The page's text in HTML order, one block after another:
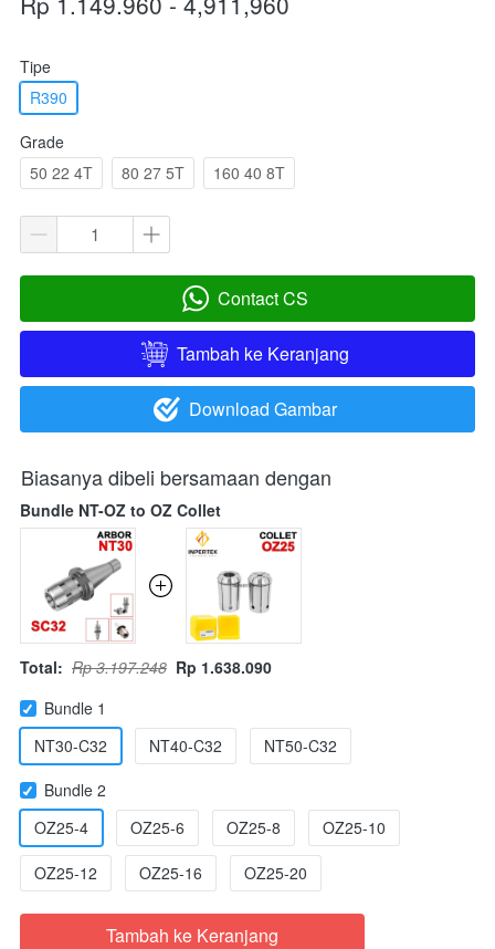
Tipe
R390
Grade
50 22 4T
80 27 5T 160 40 8T
` Contact CS
` Tambah ke Keranjang
` Download Gambar
Biasanya dibeli bersamaan dengan
Bundle NT-OZ to OZ Collet
Total: Rp 3.197.248 Rp 1.638.090
Bundle 1
NT30-C32
NT40-C32
NT50-C32
Bundle 2
OZ25-4
OZ25-6 OZ25-8 OZ25-10
OZ25-12 OZ25-16 OZ25-20
`
Tambah ke Keranjang